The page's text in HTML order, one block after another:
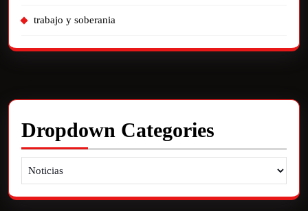
trabajo y soberania
Dropdown Categories